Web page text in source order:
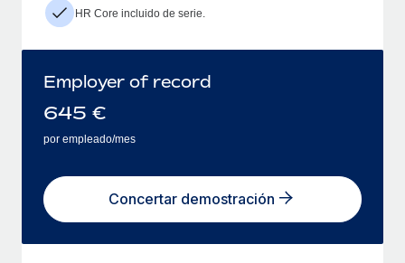
HR Core incluido de serie.
Employer of record
645 €
por empleado/mes
Concertar demostración